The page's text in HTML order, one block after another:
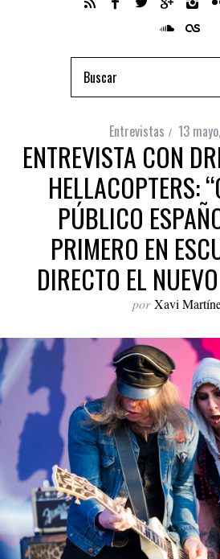
Entrevistas 13
ENTREVISTA CON
HELLACOPTERS:
PÚBLICO
PRIMERO EN
DIRECTO EL
por Xavi